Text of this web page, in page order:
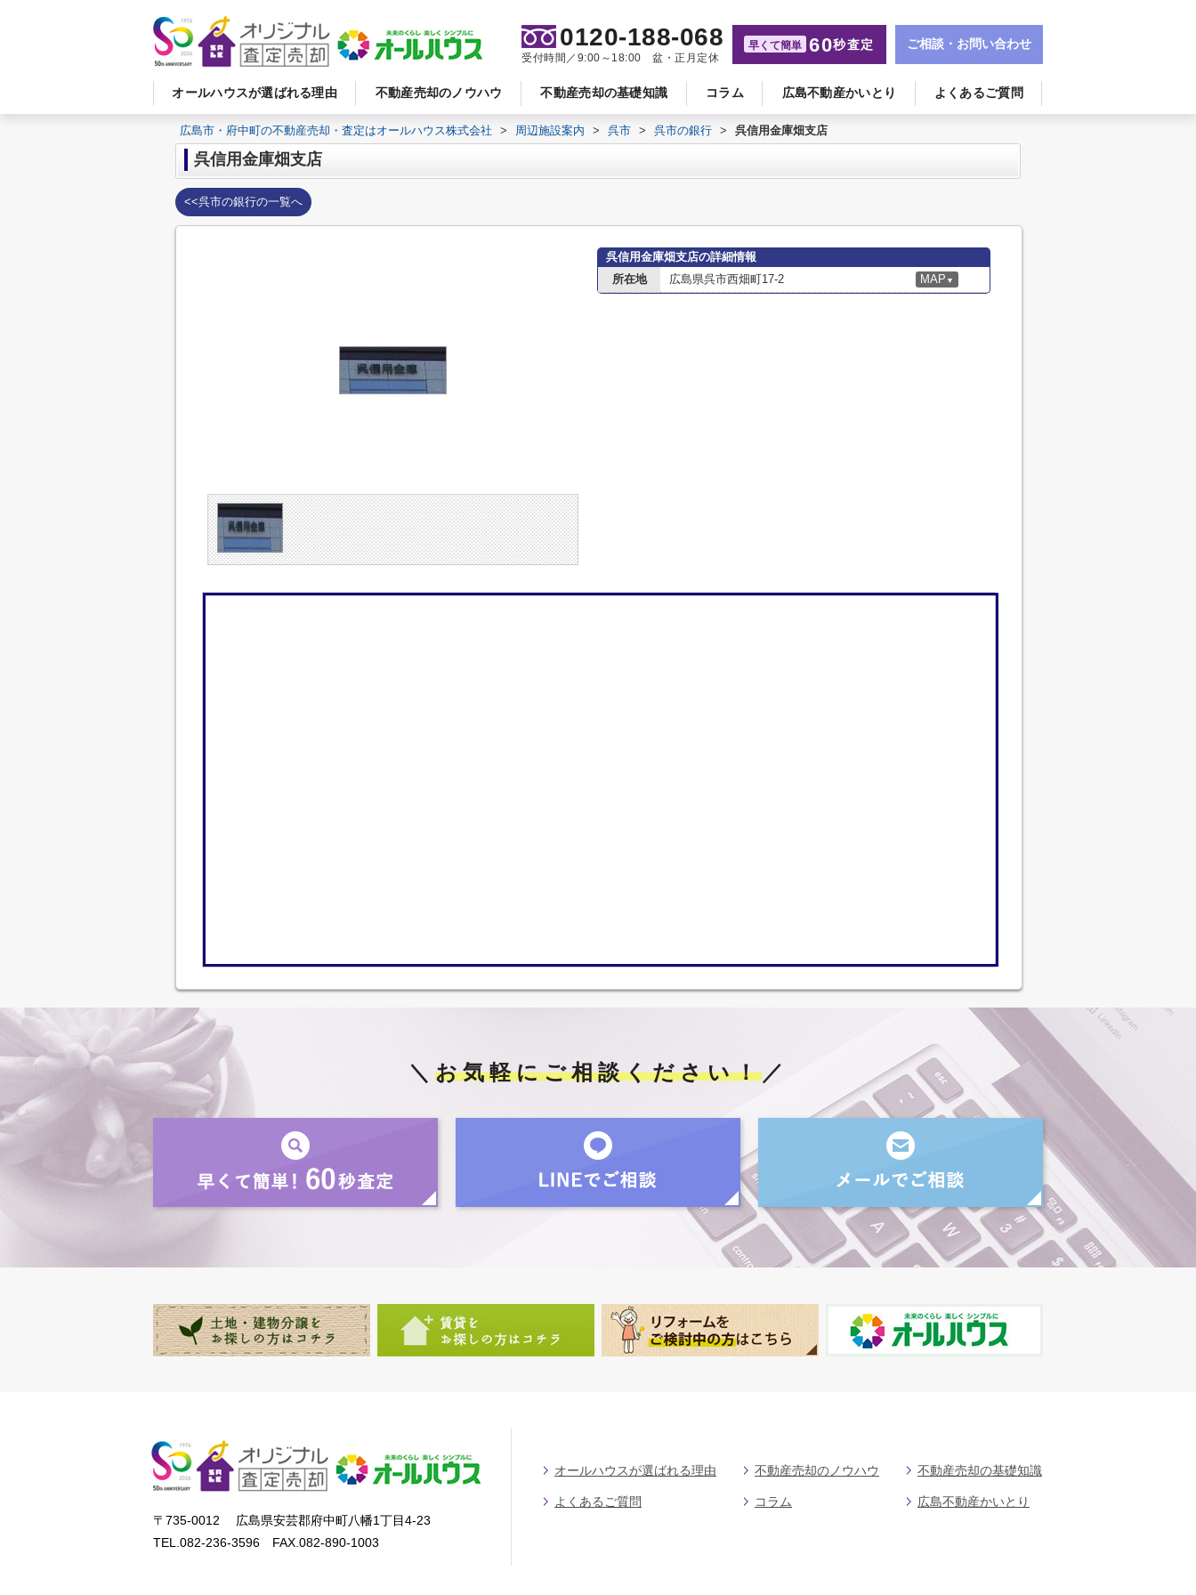
オールハウスが選ばれる理由 不動産売却のノウハウ 不動産売却の基礎知識 コラム 広島不動産かいとり よくあるご質問
0120-188-068
受付時間／9:00～18:00 盆・正月定休
早くて簡単 60秒査定 ご相談・お問い合わせ
広島市・府中町の不動産売却・査定はオールハウス株式会社 > 周辺施設案内 > 呉市 > 呉市の銀行 > 呉信用金庫畑支店
呉信用金庫畑支店
<<呉市の銀行の一覧へ
呉信用金庫畑支店の詳細情報
所在地
広島県呉市西畑町17-2 MAP ▼
＼ お気軽にご相談ください！／
〒735-0012 広島県安芸郡府中町八幡1丁目4-23
TEL.082-236-3596 FAX.082-890-1003
オールハウスが選ばれる理由 不動産売却のノウハウ 不動産売却の基礎知識
よくあるご質問 コラム 広島不動産かいとり